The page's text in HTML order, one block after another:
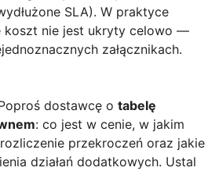
SLA). W praktyce
koszt nie jest ukryty celowo —
załącznikach.
dostawcę o tabelę
: co jest w cenie, w jakim
przekroczeń oraz jakie
działań dodatkowych. Ustal